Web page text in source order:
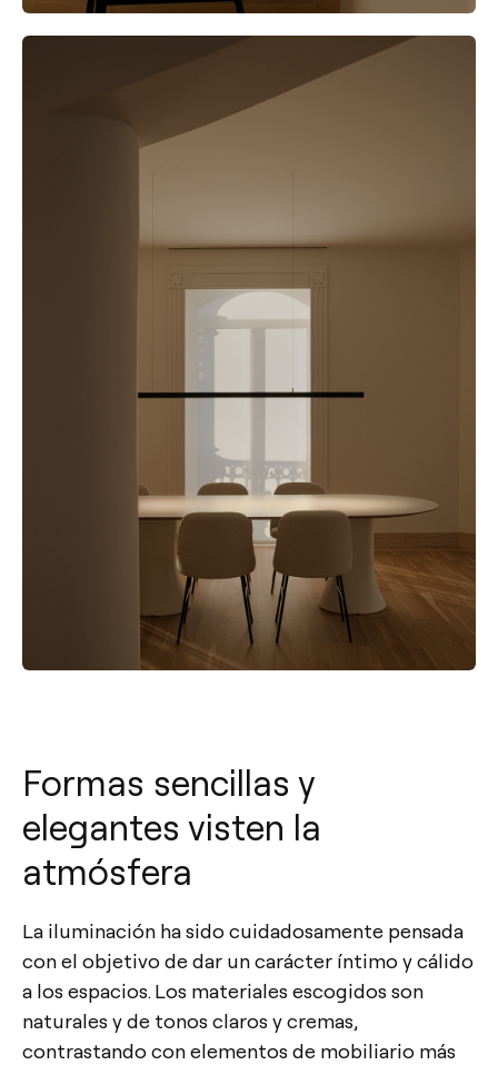
Formas sencillas y
elegantes visten la
atmósfera
La iluminación ha sido cuidadosamente pensada
con el objetivo de dar un carácter íntimo y cálido
a los espacios. Los materiales escogidos son
naturales y de tonos claros y cremas,
contrastando con elementos de mobiliario más